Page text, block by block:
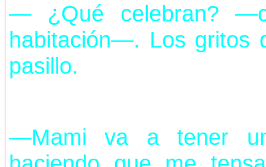
— ¿Qué celebran?
habitación—. Los gritos
pasillo.
—Mami va a tener